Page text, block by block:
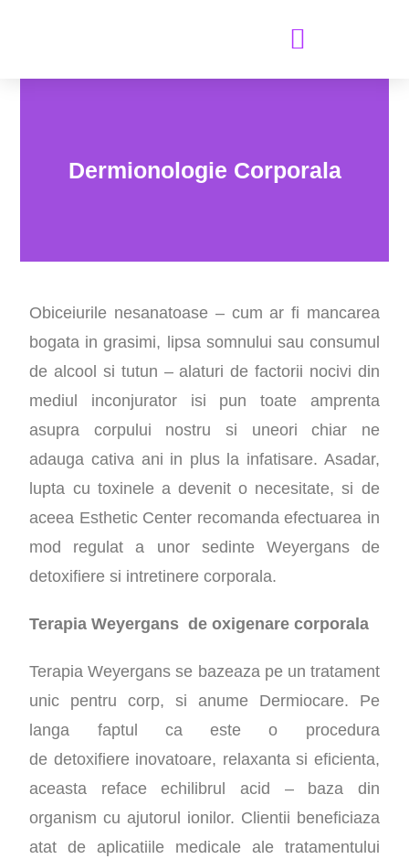
Dermionologie Corporala
Obiceiurile nesanatoase – cum ar fi mancarea
bogata in grasimi, lipsa somnului sau consumul
de alcool si tutun – alaturi de factorii nocivi din
mediul inconjurator isi pun toate amprenta
asupra corpului nostru si uneori chiar ne
adauga cativa ani in plus la infatisare. Asadar,
lupta cu toxinele a devenit o necesitate, si de
aceea Esthetic Center recomanda efectuarea in
mod regulat a unor sedinte Weyergans de
detoxifiere si intretinere corporala.
Terapia Weyergans de oxigenare corporala
Terapia Weyergans se bazeaza pe un tratament
unic pentru corp, si anume Dermiocare. Pe
langa faptul ca este o procedura
de detoxifiere inovatoare, relaxanta si eficienta,
aceasta reface echilibrul acid – baza din
organism cu ajutorul ionilor. Clientii beneficiaza
atat de aplicatiile medicale ale tratamentului